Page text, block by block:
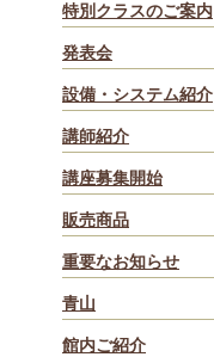
特別クラスのご案内
発表会
設備・システム紹介
講師紹介
講座募集開始
販売商品
重要なお知らせ
青山
館内ご紹介